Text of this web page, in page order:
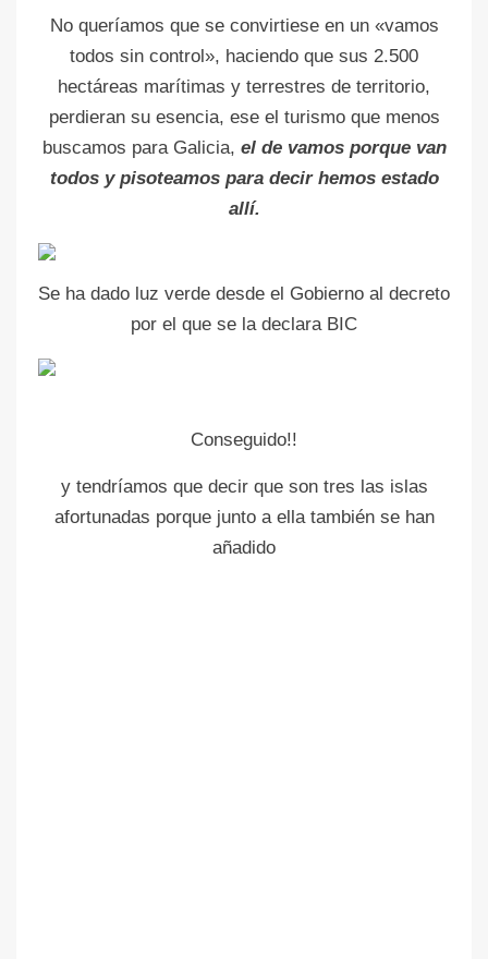
No queríamos que se convirtiese en un «vamos
todos sin control», haciendo que sus 2.500
hectáreas marítimas y terrestres de territorio,
perdieran su esencia, ese el turismo que menos
buscamos para Galicia, el de vamos porque van
todos y pisoteamos para decir hemos estado
allí.
Se ha dado luz verde desde el Gobierno al decreto
por el que se la declara BIC
Conseguido!!
y tendríamos que decir que son tres las islas
afortunadas porque junto a ella también se han
añadido